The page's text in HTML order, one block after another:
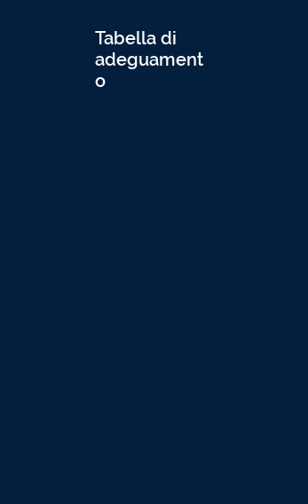
Tabella di
adeguament
o